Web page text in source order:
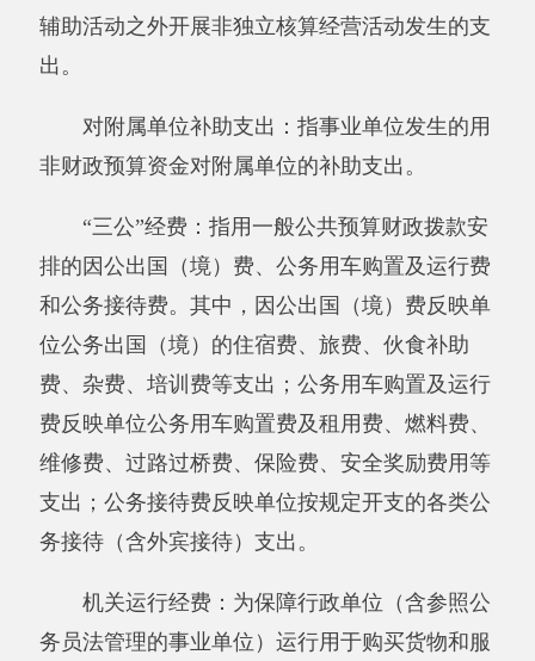
算表》
十六、《一般公共预算财政拨款基本支出决
十七、《一般公共预算财政拨款项目支出决
十八、《政府性基金预算财政拨款收入支出
决算表》
十九、《政府性基金预算财政拨款支出决算
明细表》
二十、《政府性基金预算财政拨款基本支出
决算明细表》
二十一、《政府性基金预算财政拨款项目支
出决算明细表》。